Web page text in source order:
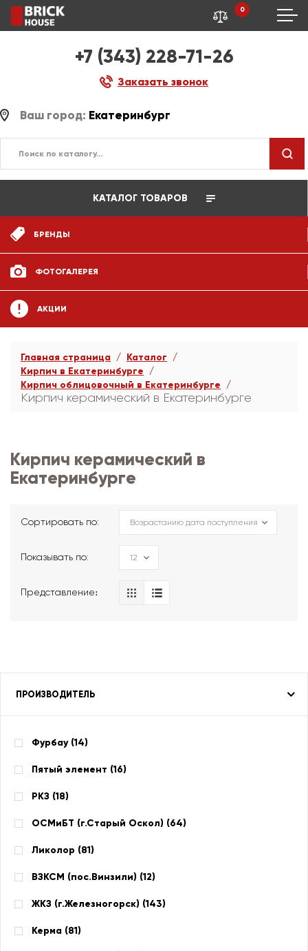
+7 (343) 228-71-26
Заказать звонок
0
Ваш город: Екатеринбург
КАТАЛОГ ТОВАРОВ
БРЕНДЫ
ФОТОГАЛЕРЕЯ
АКЦИИ
Главная страница
Каталог
Кирпич в Екатеринбурге
Кирпич облицовочный в Екатеринбурге
Кирпич керамический в Екатеринбурге
Кирпич керамический в
Екатеринбурге
Сортировать по:
Показывать по:
Представление։
ПРОИЗВОДИТЕЛЬ
Фурбау (14)
Пятый элемент (16)
РКЗ (18)
ОСМиБТ (г.Старый Оскол) (64)
Ликолор (81)
ВЗКСМ (пос.Винзили) (12)
ЖКЗ (г.Железногорск) (143)
Керма (81)